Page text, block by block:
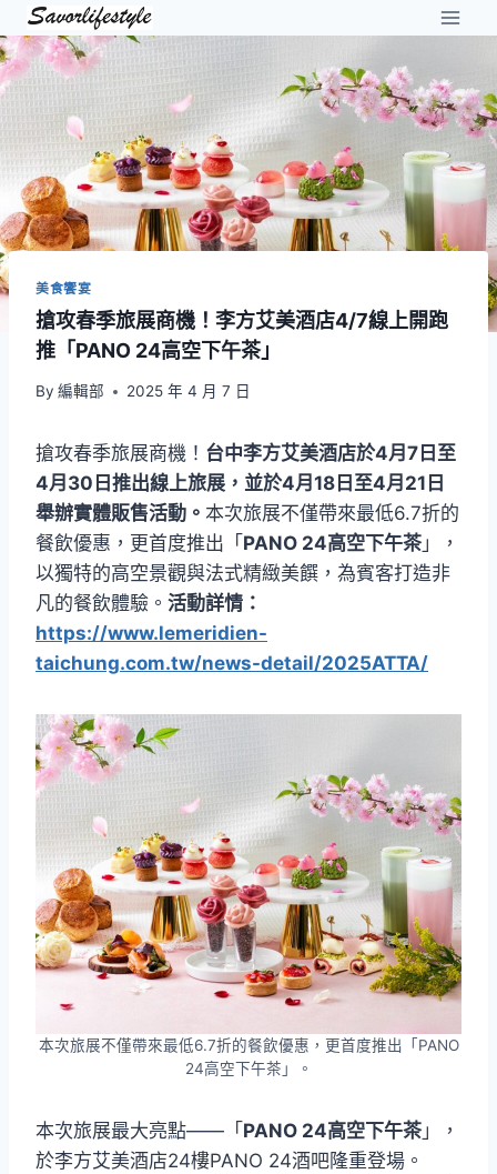
Skip
to
content
美食饗宴
搶攻春季旅展商機！李方艾美酒店4/7線上開跑
推「PANO 24高空下午茶」
By 編輯部 2025 年 4 月 7 日
搶攻春季旅展商機！ 台中李方艾美酒店於4月7日至
4月30日推出線上旅展，並於4月18日至4月21日
舉辦實體販售活動。 本次旅展不僅帶來最低6.7折的
餐飲優惠，更首度推出「 PANO 24高空下午茶 」，
以獨特的高空景觀與法式精緻美饌，為賓客打造非
凡的餐飲體驗。 活動詳情：
https://www.lemeridien-
taichung.com.tw/news-detail/2025ATTA/
本次旅展不僅帶來最低6.7折的餐飲優惠，更首度推出「PANO
24高空下午茶」。
本次旅展最大亮點——「 PANO 24高空下午茶 」，
於李方艾美酒店24樓PANO 24酒吧隆重登場。